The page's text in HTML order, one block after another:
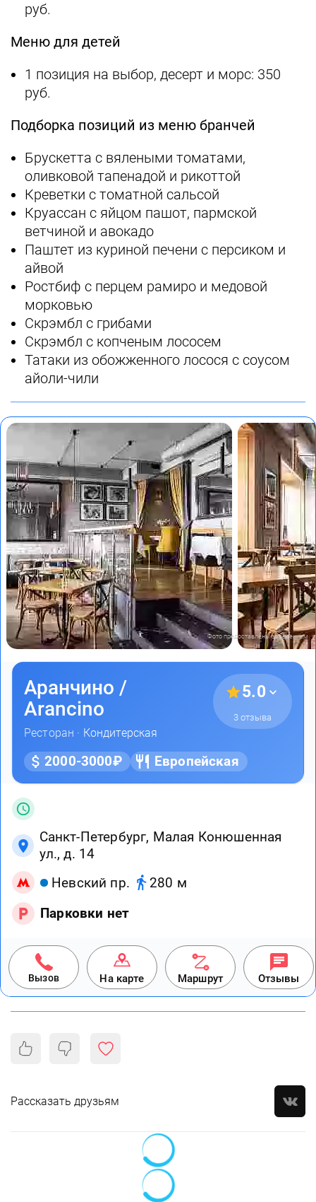
руб.
Меню для детей
1 позиция на выбор, десерт и морс: 350
руб.
Подборка позиций из меню бранчей
Брускетта с вялеными томатами,
оливковой тапенадой и рикоттой
Креветки с томатной сальсой
Круассан с яйцом пашот, пармской
ветчиной и авокадо
Паштет из куриной печени с персиком и
айвой
Ростбиф с перцем рамиро и медовой
морковью
Скрэмбл с грибами
Скрэмбл с копченым лососем
Татаки из обожженного лосося с соусом
айоли-чили
Фото предоставлены заведением
Аранчино /
Arancino
Ресторан · Кондитерская
5.0
3 отзыва
2000-3000₽ Европейская
Санкт-Петербург, Малая Конюшенная
ул., д. 14
Невский пр.
280 м
Парковки нет
Вызов На карте Маршрут Отзывы
Рассказать друзьям